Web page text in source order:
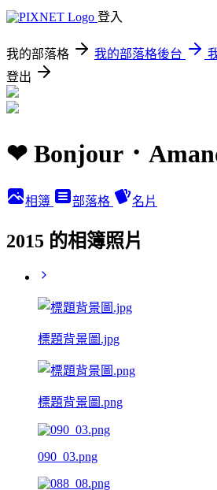
登入
我的部落格 我的部落格後台
登出
❤ Bonjour．
相簿 部落格 名片
2015 的相簿照片
標題背景圖.jpg
標題背景圖.png
090_03.png